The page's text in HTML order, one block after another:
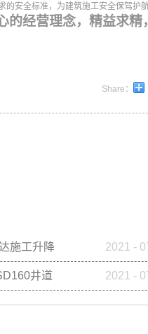
安全标准，为建筑施工安全保驾护航
的经营理念，精益求精
施工升降
：为什么
购更合算
2021 -
井道
机介绍
2021 -